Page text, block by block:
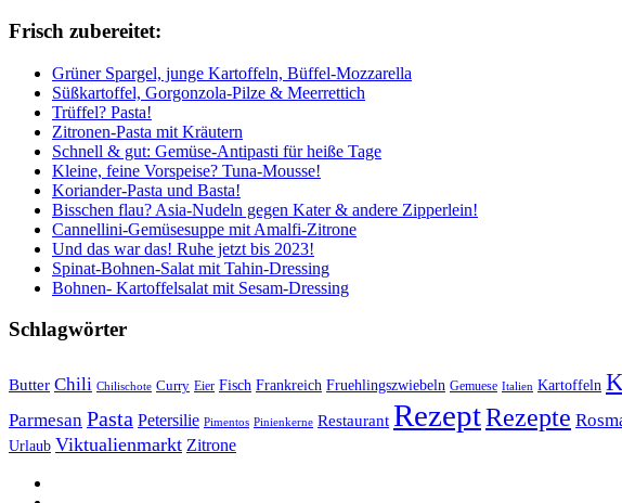
Frisch zubereitet:
Grüner Spargel, junge Kartoffeln, Büffel-Mozzarella
Süßkartoffel, Gorgonzola-Pilze & Meerrettich
Trüffel? Pasta!
Zitronen-Pasta mit Kräutern
Schnell & gut: Gemüse-Antipasti für heiße Tage
Kleine, feine Vorspeise? Tuna-Mousse!
Koriander-Pasta und Basta!
Bisschen flau? Asia-Nudeln gegen Kater & andere Zipperlein!
Cannellini-Gemüsesuppe mit Amalfi-Zitrone
Und das war das! Ruhe jetzt bis 2023!
Spinat-Bohnen-Salat mit Tahin-Dressing
Bohnen- Kartoffelsalat mit Sesam-Dressing
Schlagwörter
Butter Chili Chilischote Curry Eier Fisch Frankreich Fruehlingszwiebeln Gemuese Italien Kartoffeln
Parmesan Pasta Petersilie Pimentos Pinienkerne Restaurant RezeptRezepte
Urlaub Viktualienmarkt Zitrone